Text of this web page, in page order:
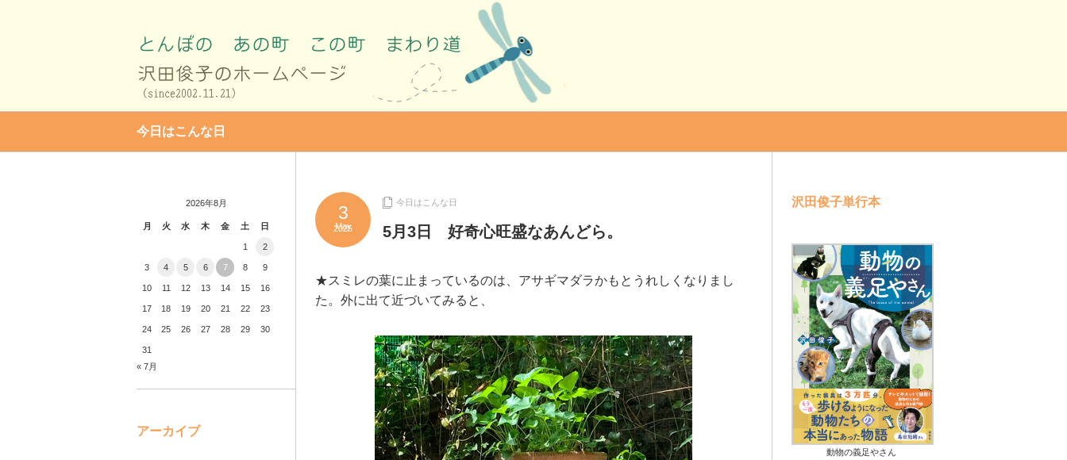
今日はこんな日
3
May
2025
今日はこんな日
5月3日 好奇心旺盛なあんどら。
★スミレの葉に止まっているのは、アサギマダラかもとうれしくなりまし
た。外に出て近づいてみると、
2026年8月
月 火 水 木 金 土 日
1 2
3 4 5 6 7 8 9
10 11 12 13 14 15 16
17 18 19 20 21 22 23
24 25 26 27 28 29 30
31
« 7月
アーカイブ
沢田俊子単行本
動物の義足やさん